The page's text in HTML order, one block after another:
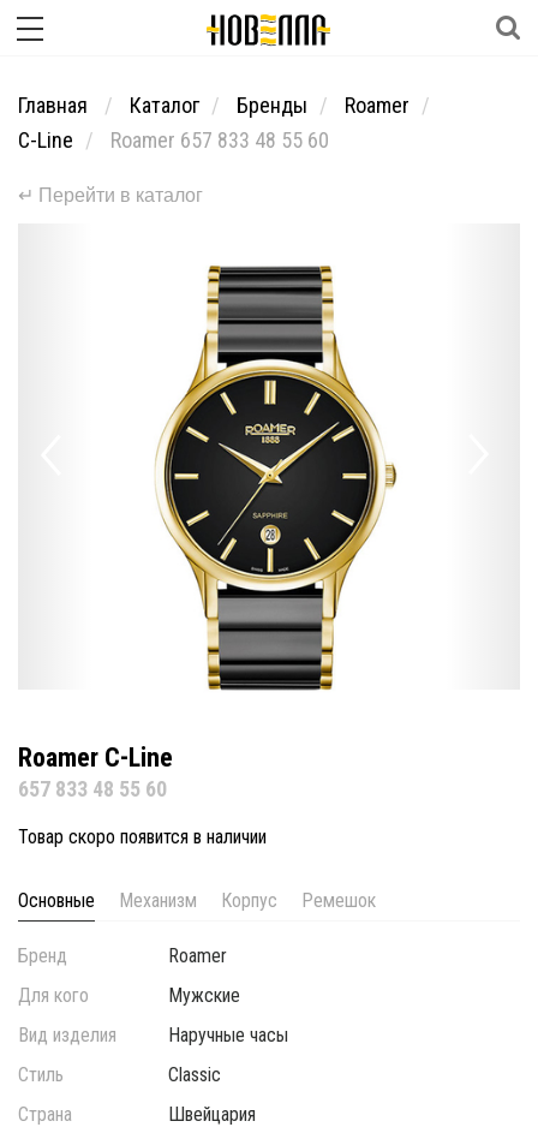
Главная Каталог Бренды
Roamer
C-Line
Roamer 657 833 48 55 60
↵ Перейти в каталог
Roamer C-Line
657 833 48 55 60
Товар скоро появится в наличии
Основные Механизм Корпус Ремешок
Бренд
Roamer
Для кого
Мужские
Вид изделия
Наручные часы
Стиль
Classic
Страна
Швейцария